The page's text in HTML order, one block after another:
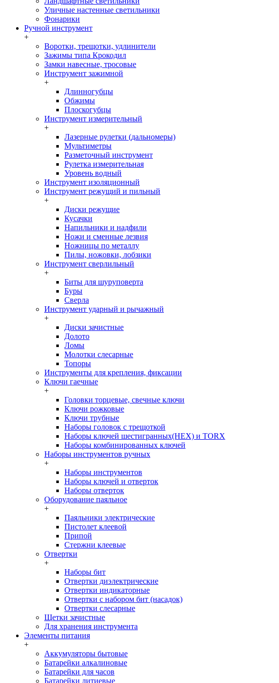
Уличные настенные светильники
Фонарики
Ручной инструмент
+
Воротки, трещотки, удлинители
Зажимы типа Крокодил
Замки навесные, тросовые
Инструмент зажимной
+
Длинногубцы
Обжимы
Плоскогубцы
Инструмент измерительный
+
Лазерные рулетки (дальномеры)
Мультиметры
Разметочный инструмент
Рулетка измерительная
Уровень водный
Инструмент изоляционный
Инструмент режущий и пильный
+
Диски режущие
Кусачки
Напильники и надфили
Ножи и сменные лезвия
Ножницы по металлу
Пилы, ножовки, лобзики
Инструмент сверлильный
+
Биты для шуруповерта
Буры
Сверла
Инструмент ударный и рычажный
+
Диски зачистные
Долото
Ломы
Молотки слесарные
Топоры
Инструменты для крепления, фиксации
Ключи гаечные
+
Головки торцевые, свечные ключи
Ключи рожковые
Ключи трубные
Наборы головок c трещоткой
Наборы ключей шестигранных(HEX) и TORX
Наборы комбинированных ключей
Наборы инструментов ручных
+
Наборы инструментов
Наборы ключей и отверток
Наборы отверток
Оборудование паяльное
+
Паяльники электрические
Пистолет клеевой
Припой
Стержни клеевые
Отвертки
+
Наборы бит
Отвертки диэлектрические
Отвертки индикаторные
Отвертки с набором бит (насадок)
Отвертки слесарные
Щетки зачистные
Для хранения инструмента
Элементы питания
+
Аккумуляторы бытовые
Батарейки алкалиновые
Батарейки для часов
Батарейки литиевые